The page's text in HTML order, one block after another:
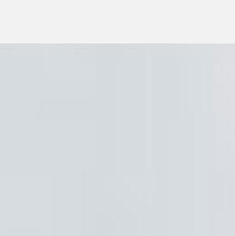
WASSERKRAFT